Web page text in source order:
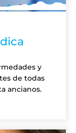
y
de todas
ancianos.